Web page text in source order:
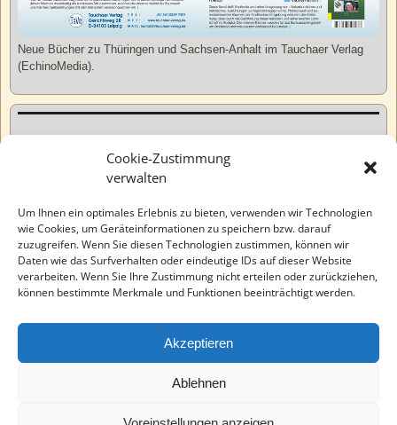
Cookie-Zustimmung
verwalten
Um Ihnen ein optimales Erlebnis zu bieten, verwenden wir Technologien
wie Cookies, um Geräteinformationen zu speichern bzw. darauf
zuzugreifen. Wenn Sie diesen Technologien zustimmen, können wir
Daten wie das Surfverhalten oder eindeutige IDs auf dieser Website
verarbeiten. Wenn Sie Ihre Zustimmung nicht erteilen oder zurückziehen,
können bestimmte Merkmale und Funktionen beeinträchtigt werden.
Akzeptieren
Ablehnen
Neue Bücher zu Thüringen und Sachsen-Anhalt im Tauchaer Verlag
(EchinoMedia).
Varia